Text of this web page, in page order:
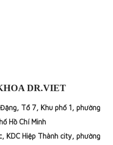
DR.VIET
Tổ 7, Khu phố 1, phường
Hồ Chí Minh
KDC Hiệp Thành city, phường